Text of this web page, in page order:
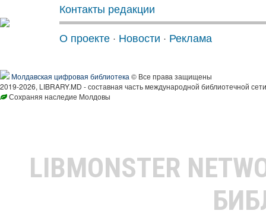
Контакты редакции
О проекте · Новости · Реклама
Молдавская цифровая библиотека © Все права защищены
2019-2026, LIBRARY.MD - составная часть международной библиотечной
Сохраняя наследие Молдовы
LIBMONSTER